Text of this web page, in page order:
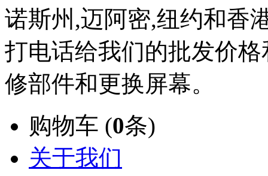
诺斯州,迈阿密,纽约和香
打电话给我们的批发价
修部件和更换屏幕。
购物车 (0条)
关于我们